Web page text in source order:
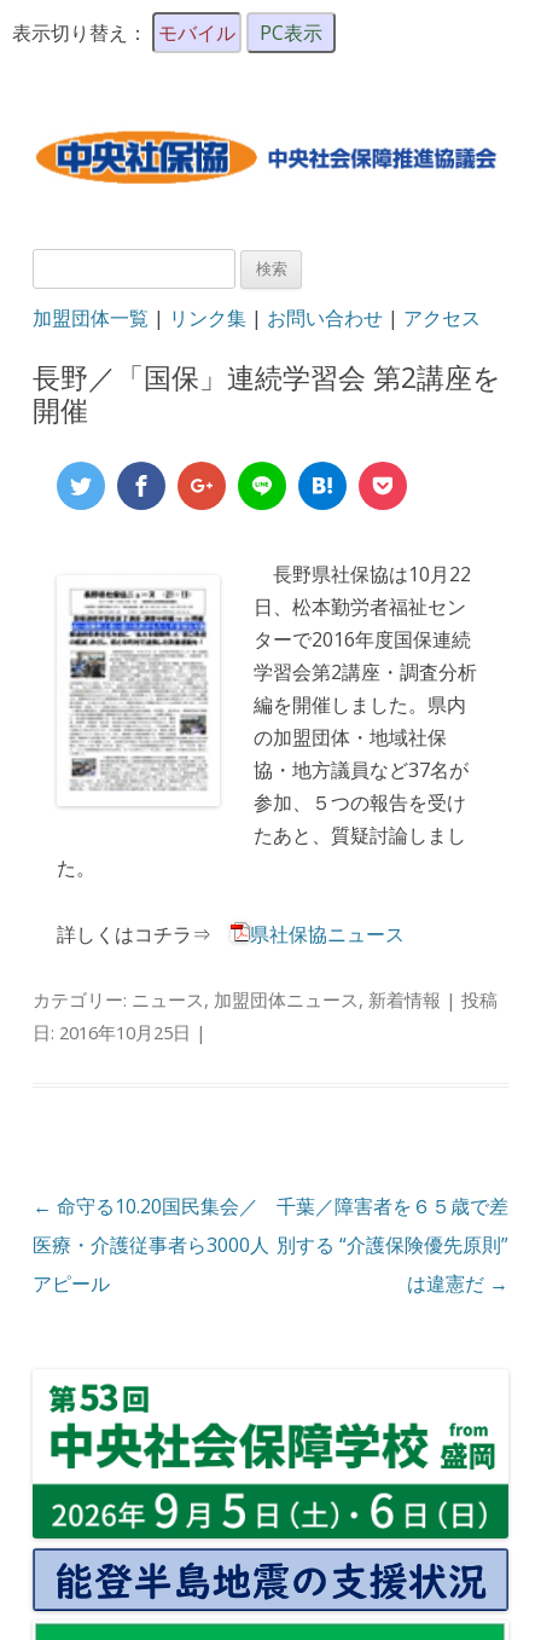
表示切り替え： モバイル PC表示
検
加盟団体一覧 | リンク集 | お問い合わせ | アクセス
長野／「国保」連続学習会 第2講座を
開催
長野県社保協は10月22
日、松本勤労者福祉セン
ターで2016年度国保連続
学習会第2講座・調査分析
編を開催しました。県内
の加盟団体・地域社保
協・地方議員など37名が
参加、５つの報告を受け
たあと、質疑討論しまし
た。
詳しくはコチラ⇒ 県社保協ニュース
カテゴリー: ニュース, 加盟団体ニュース, 新着情報 | 投稿
日: 2016年10月25日 |
投稿ナビゲーション
← 命守る10.20国民集会／
医療・介護従事者ら3000人
アピール
千葉／障害者を６５歳で差
別する “介護保険優先原則”
は違憲だ →